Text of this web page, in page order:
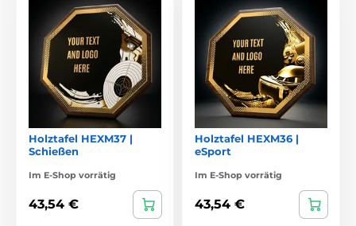
Holztafel HEXM37 |
Schießen
Im E-Shop vorrätig
43,54 €
Holztafel HEXM36 |
eSport
Im E-Shop vorrätig
43,54 €